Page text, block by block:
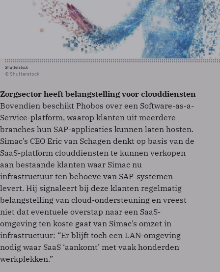
Shutterstock
© Shutterstock
Zorgsector heeft belangstelling voor clouddiensten
Bovendien beschikt Phobos over een Software-as-a-
Service-platform, waarop klanten uit meerdere
branches hun SAP-applicaties kunnen laten hosten.
Simac’s CEO Eric van Schagen denkt op basis van de
SaaS-platform clouddiensten te kunnen verkopen
aan bestaande klanten waar Simac nu
infrastructuur ten behoeve van SAP-systemen
levert. Hij signaleert bij deze klanten regelmatig
belangstelling van cloud-ondersteuning en vreest
niet dat eventuele overstap naar een SaaS-
omgeving ten koste gaat van Simac’s omzet in
infrastructuur: “Er blijft toch een LAN-omgeving
nodig waar SaaS ‘aankomt’ met vaak honderden
werkplekken.”